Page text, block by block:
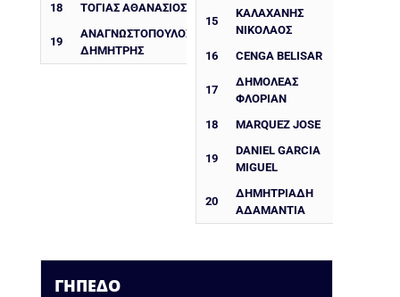
18
ΤΌΓΙΑΣ ΑΘΑΝΆΣΙΟΣ
19
ΑΝΑΓΝΩΣΤΌΠΟΥΛΟΣ
ΔΗΜΉΤΡΗΣ
15
ΚΑΛΑΧΑΝΗΣ
ΝΙΚΟΛΑΟΣ
16
CENGA BELISAR
17
ΔΗΜΟΛΕΑΣ
ΦΛΟΡΙΑΝ
18
MARQUEZ JOSE
19
DANIEL GARCIA
MIGUEL
20
ΔΗΜΗΤΡΙΑΔΗ
ΑΔΑΜΑΝΤΙΑ
ΓΉΠΕΔΟ